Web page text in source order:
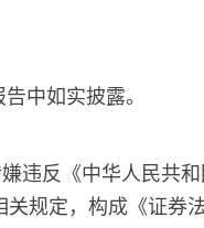
中如实披露。
反《中华人民共和
规定，构成《证券